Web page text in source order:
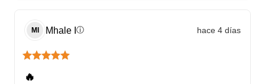
MI Mhale ⓘ hace 4 días
🔥